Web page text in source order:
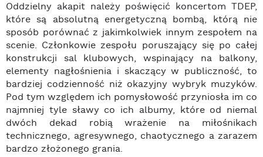
Oddzielny akapit należy poświęcić koncertom TDEP,
które są absolutną energetyczną bombą, którą nie
sposób porównać z jakimkolwiek innym zespołem na
scenie. Członkowie zespołu poruszający się po całej
konstrukcji sal klubowych, wspinający na balkony,
elementy nagłośnienia i skaczący w publiczność, to
bardziej codzienność niż okazyjny wybryk muzyków.
Pod tym względem ich pomysłowość przyniosła im co
najmniej tyle sławy co ich albumy, które od niemal
dwóch dekad robią wrażenie na miłośnikach
technicznego, agresywnego, chaotycznego a zarazem
bardzo złożonego grania.